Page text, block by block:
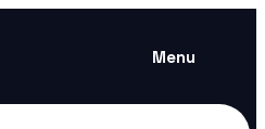
Menu